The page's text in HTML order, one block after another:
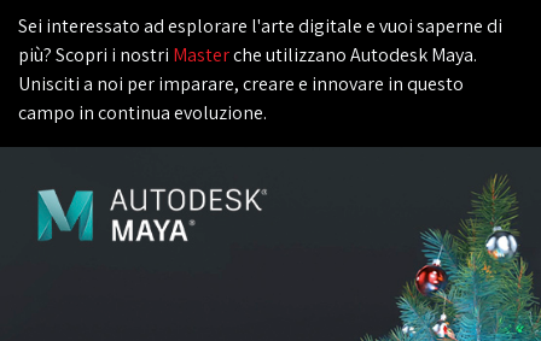
Sei interessato ad esplorare l'arte digitale e vuoi saperne di
più? Scopri i nostri Masterche utilizzano Autodesk Maya.
Unisciti a noi per imparare, creare e innovare in questo
campo in continua evoluzione.